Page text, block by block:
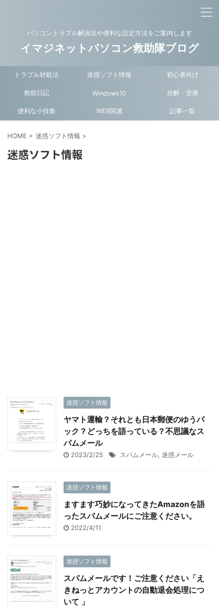
パソコントラブル解決法や便利な設定方法をご案内します
イマジネットパソコン救助隊ブログ
トラブル対処法 迷惑ソフト情報 初心者向け
救助日記 Windows10 分解・交換
便利な小技集 WEB関連 記事一覧
HOME > 迷惑ソフト情報 >
迷惑ソフト情報
迷惑ソフト情報
ヤマト運輸？それとも日本郵便のゆうパ
ック？どっちを語っている？不思議なス
パムメール
2023/2/25 スパムメール, 迷惑メール
迷惑ソフト情報
ますます巧妙になってきたAmazonを語
ったスパムメールにご注意ください。
2022/4/11
迷惑ソフト情報
スパムメールです！ご注意ください「え
きねっとアカウントの自動退会処理につ
いて 」